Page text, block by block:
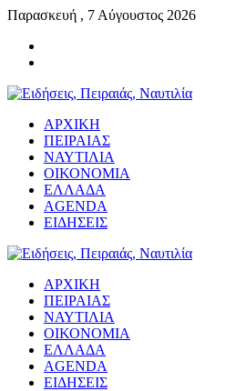
Παρασκευή , 7 Αύγουστος 2026
ΑΡΧΙΚΗ
ΠΕΙΡΑΙΑΣ
ΝΑΥΤΙΛΙΑ
ΟΙΚΟΝΟΜΙΑ
ΕΛΛΑΔΑ
AGENDA
ΕΙΔΗΣΕΙΣ
ΑΡΧΙΚΗ
ΠΕΙΡΑΙΑΣ
ΝΑΥΤΙΛΙΑ
ΟΙΚΟΝΟΜΙΑ
ΕΛΛΑΔΑ
AGENDA
ΕΙΔΗΣΕΙΣ